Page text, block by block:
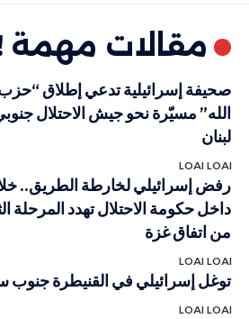
مقالات مهمة
صحيفة إسرائيلية تدعي إطلاق
الله” مسيّرة نحو جيش الاحتلال
لبنان
LOAI LOAI
رفض إسرائيلي لخارطة الطريق..
داخل حكومة الاحتلال تهدد المرحلة
من اتفاق غزة
LOAI LOAI
توغل إسرائيلي في القنيطرة جنوب
LOAI LOAI